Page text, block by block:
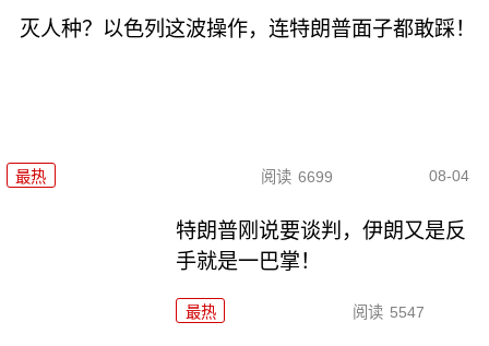
灭人种？以色列这波操作，连特朗普面子都敢踩！
最热 阅读 6699 08-04
特朗普刚说要谈判，伊朗又是反
手就是一巴掌！
最热 阅读 5547